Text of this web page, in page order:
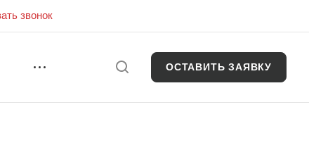
звонок
ОСТАВИТЬ ЗАЯВКУ